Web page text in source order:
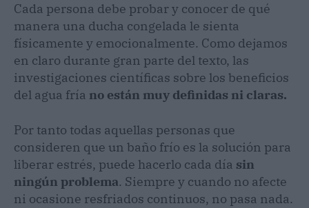
Cada persona debe probar y conocer de qué
manera una ducha congelada le sienta
físicamente y emocionalmente. Como dejamos
en claro durante gran parte del texto, las
investigaciones científicas sobre los beneficios
del agua fría no están muy definidas ni claras.
Por tanto todas aquellas personas que
consideren que un baño frío es la solución para
liberar estrés, puede hacerlo cada día sin
ningún problema. Siempre y cuando no afecte
ni ocasione resfriados continuos, no pasa nada.